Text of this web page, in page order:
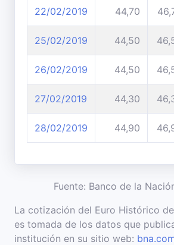
22/02/2019 44,70
25/02/2019 44,50
26/02/2019 44,50
27/02/2019 44,30
28/02/2019 44,90
Fuente: Banco de la
La cotización del Euro Histórico
es tomada de los datos que
institución en su sitio web: